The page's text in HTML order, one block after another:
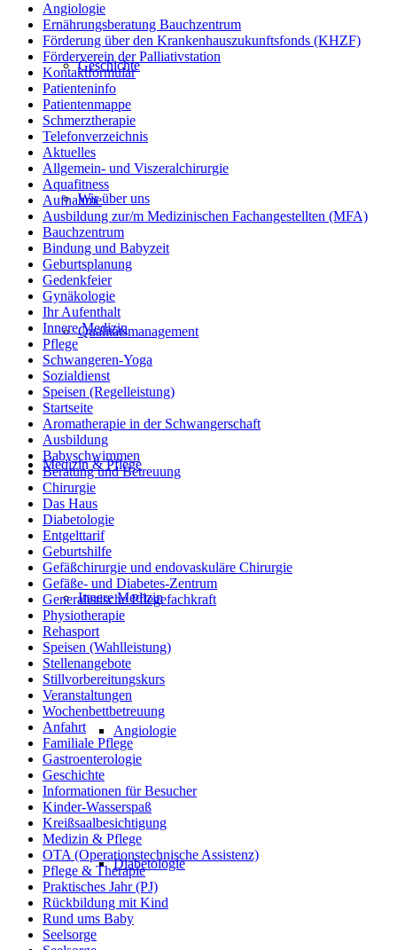
Geschichte
Wir über uns
Qualitätsmanagement
Medizin & Pflege
Innere Medizin
Angiologie
Diabetologie
Angiologie
Ernährungsberatung Bauchzentrum
Förderung über den Krankenhauszukunftsfonds (KHZF)
Förderverein der Palliativstation
Kontaktformular
Patienteninfo
Patientenmappe
Schmerztherapie
Telefonverzeichnis
Aktuelles
Allgemein- und Viszeralchirurgie
Aquafitness
Aufnahme
Ausbildung zur/m Medizinischen Fachangestellten (MFA)
Bauchzentrum
Bindung und Babyzeit
Geburtsplanung
Gedenkfeier
Gynäkologie
Ihr Aufenthalt
Innere Medizin
Pflege
Schwangeren-Yoga
Sozialdienst
Speisen (Regelleistung)
Startseite
Aromatherapie in der Schwangerschaft
Ausbildung
Babyschwimmen
Beratung und Betreuung
Chirurgie
Das Haus
Diabetologie
Entgelttarif
Geburtshilfe
Gefäßchirurgie und endovaskuläre Chirurgie
Gefäße- und Diabetes-Zentrum
Generalistische Pflegefachkraft
Physiotherapie
Rehasport
Speisen (Wahlleistung)
Stellenangebote
Stillvorbereitungskurs
Veranstaltungen
Wochenbettbetreuung
Anfahrt
Familiale Pflege
Gastroenterologie
Geschichte
Informationen für Besucher
Kinder-Wasserspaß
Kreißsaalbesichtigung
Medizin & Pflege
OTA (Operationstechnische Assistenz)
Pflege & Therapie
Praktisches Jahr (PJ)
Rückbildung mit Kind
Rund ums Baby
Seelsorge